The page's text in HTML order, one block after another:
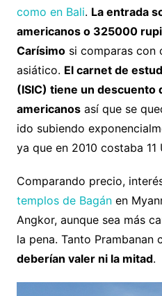
como en Bali. La entrada
americanos o 325000
Carísimosi comparas con
asiático. El carnet de
(ISIC) tiene un descuento
americanosasí que se
ido subiendo
ya que en 2010 costaba 11
Comparando precio,
templos de Bagánen
Angkor, aunque sea más
la pena. Tanto Prambanan
deberían valer ni la mitad.